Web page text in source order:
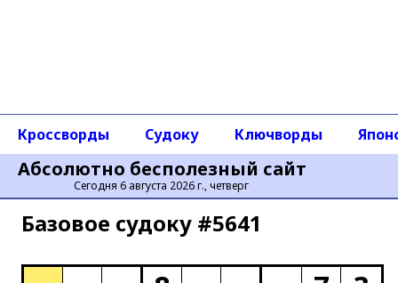
Абсолютно бесполезный сайт
Сегодня 6 августа 2026 г., четверг
Кроссворды Судоку Ключворды
Базовое cудоку #5641